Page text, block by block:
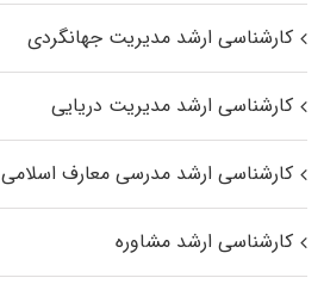
کارشناسی ارشد مدیریت جهانگردی
کارشناسی ارشد مدیریت دریایی
کارشناسی ارشد مدرسی معارف اسلامی
کارشناسی ارشد مشاوره